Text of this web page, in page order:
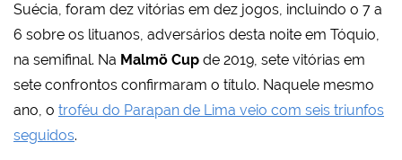
Suécia, foram dez vitórias em dez jogos, incluindo o 7 a
6 sobre os lituanos, adversários desta noite em Tóquio,
na semifinal. Na Malmö Cup de 2019, sete vitórias em
sete confrontos confirmaram o título. Naquele mesmo
ano, o troféu do Parapan de Lima veio com seis triunfos
seguidos.